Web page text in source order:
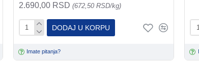
2.690,00 RSD (672,50 RSD/kg)
DODAJ U KORPU
Imate pitanja?